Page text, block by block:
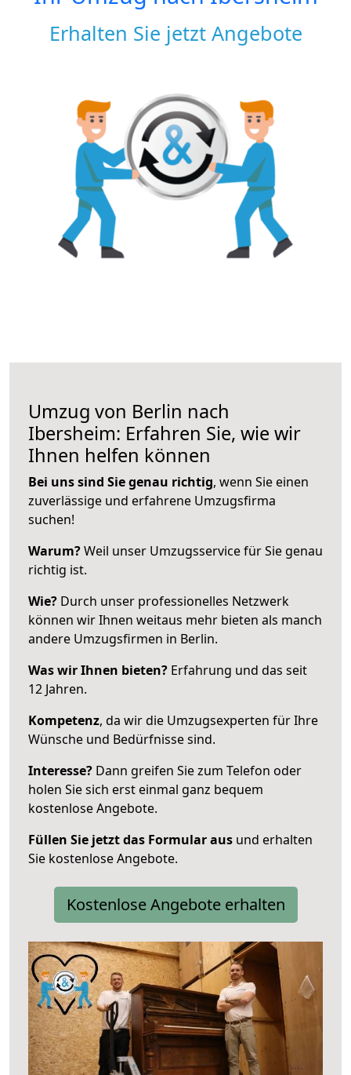
Erhalten Sie jetzt Angebote
Umzug von Berlin nach
Ibersheim: Erfahren Sie, wie wir
Ihnen helfen können
Bei uns sind Sie genau richtig, wenn Sie einen
zuverlässige und erfahrene Umzugsfirma
suchen!
Warum?Weil unser Umzugsservice für Sie genau
richtig ist.
Wie? Durch unser professionelles Netzwerk
können wir Ihnen weitaus mehr bieten als manch
andere Umzugsfirmen in Berlin.
Was wir Ihnen bieten? Erfahrung und das seit
12 Jahren.
Kompetenz, da wir die Umzugsexperten für Ihre
Wünsche und Bedürfnisse sind.
Interesse? Dann greifen Sie zum Telefon oder
holen Sie sich erst einmal ganz bequem
kostenlose Angebote.
Füllen Sie jetzt das Formular aus und erhalten
Sie kostenlose Angebote.
Kostenlose Angebote erhalten